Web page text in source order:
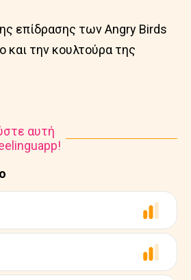
επίδρασης των Angry Birds
και την κουλτούρα της
αυτή